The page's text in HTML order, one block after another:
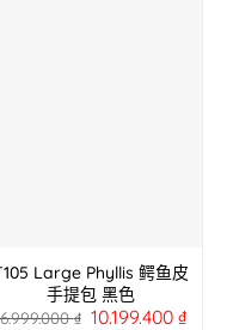
Large Phyllis 鳄鱼皮
手提包 黑色
₫ 10.199.400₫